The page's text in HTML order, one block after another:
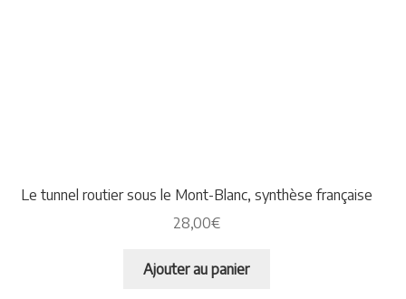
Le tunnel routier sous le Mont-Blanc, synthèse française
28,00€
Ajouter au panier